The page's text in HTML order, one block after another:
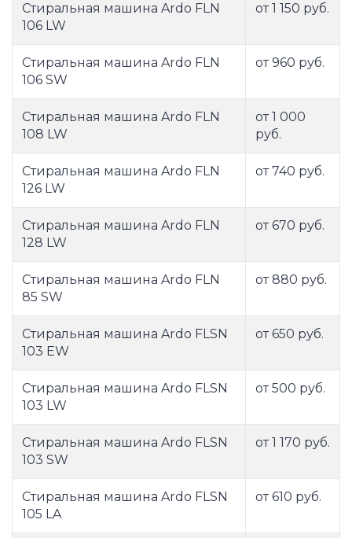
Стиральная машина Ardo FLN
106 LW
от 1 150 руб.
Стиральная машина Ardo FLN
106 SW
от 960 руб.
Стиральная машина Ardo FLN
108 LW
от 1 000
руб.
Стиральная машина Ardo FLN
126 LW
от 740 руб.
Стиральная машина Ardo FLN
128 LW
от 670 руб.
Стиральная машина Ardo FLN
85 SW
от 880 руб.
Стиральная машина Ardo FLSN
103 EW
от 650 руб.
Стиральная машина Ardo FLSN
103 LW
от 500 руб.
Стиральная машина Ardo FLSN
103 SW
от 1 170 руб.
Стиральная машина Ardo FLSN
105 LA
от 610 руб.